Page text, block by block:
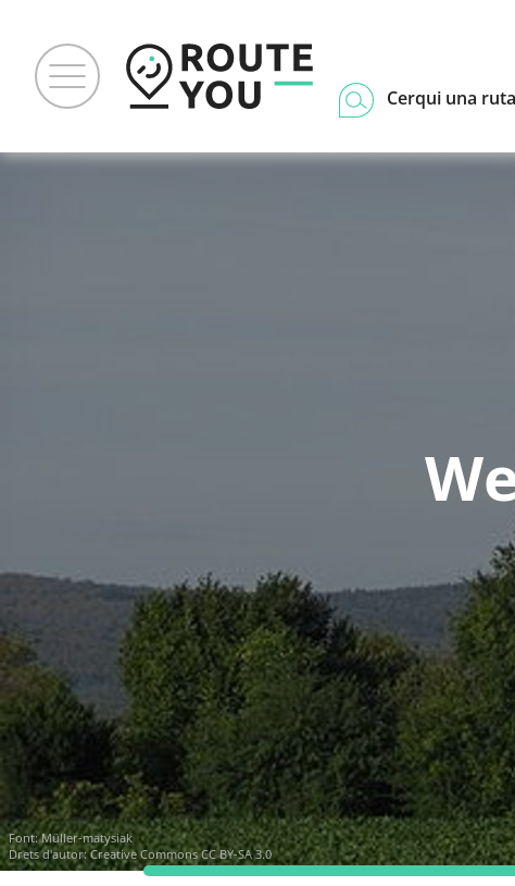
Cerqui una ruta
Font:Müller-matysiak
Drets d'autor:Creative Commons CC BY-SA 3.0